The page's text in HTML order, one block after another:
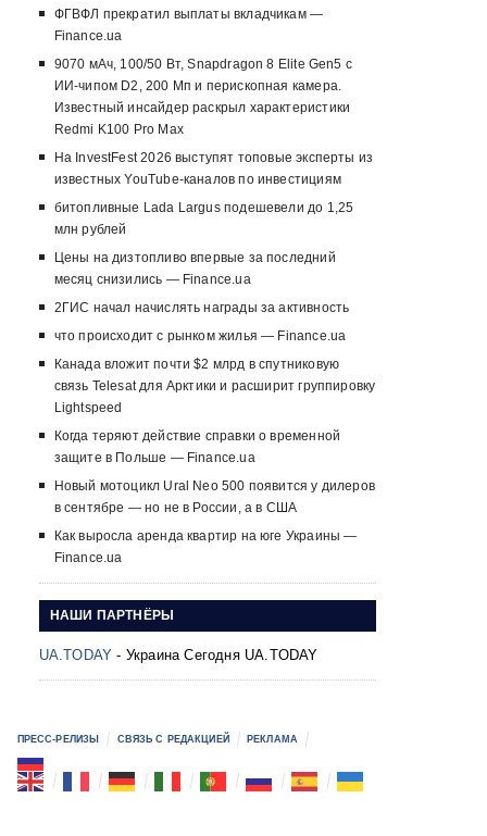
ФГВФЛ прекратил выплаты вкладчикам —
Finance.ua
9070 мАч, 100/50 Вт, Snapdragon 8 Elite Gen5 с
ИИ-чипом D2, 200 Мп и перископная камера.
Известный инсайдер раскрыл характеристики
Redmi K100 Pro Max
На InvestFest 2026 выступят топовые эксперты из
известных YouTube-каналов по инвестициям
битопливные Lada Largus подешевели до 1,25
млн рублей
Цены на дизтопливо впервые за последний
месяц снизились — Finance.ua
2ГИС начал начислять награды за активность
что происходит с рынком жилья — Finance.ua
Канада вложит почти $2 млрд в спутниковую
связь Telesat для Арктики и расширит группировку
Lightspeed
Когда теряют действие справки о временной
защите в Польше — Finance.ua
Новый мотоцикл Ural Neo 500 появится у дилеров
в сентябре — но не в России, а в США
Как выросла аренда квартир на юге Украины —
Finance.ua
НАШИ ПАРТНЁРЫ
UA.TODAY - Украина Сегодня UA.TODAY
ПРЕСС-РЕЛИЗЫ СВЯЗЬ С РЕДАКЦИЕЙ РЕКЛАМА